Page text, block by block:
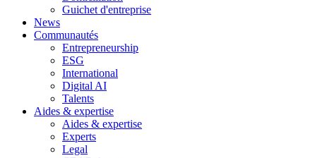
Guichet d'entreprise
News
Communautés
Entrepreneurship
ESG
International
Digital AI
Talents
Aides & expertise
Aides & expertise
Experts
Legal